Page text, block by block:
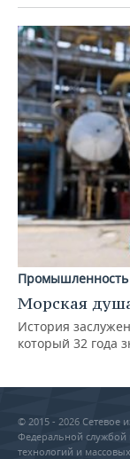
Промышленность
Морская
История
который 32 года
© 2015 - 2026 Сетевое
Федеральной службой
технологий и